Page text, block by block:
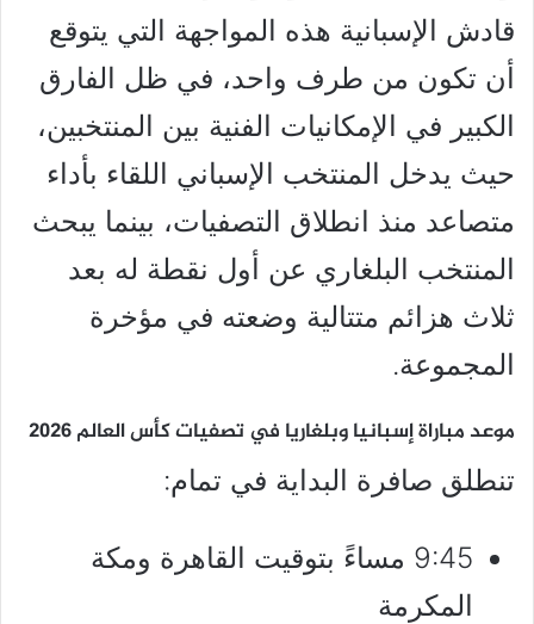
قادش الإسبانية هذه المواجهة التي يتوقع
أن تكون من طرف واحد، في ظل الفارق
الكبير في الإمكانيات الفنية بين المنتخبين،
حيث يدخل المنتخب الإسباني اللقاء بأداء
متصاعد منذ انطلاق التصفيات، بينما يبحث
المنتخب البلغاري عن أول نقطة له بعد
ثلاث هزائم متتالية وضعته في مؤخرة
المجموعة.
موعد مباراة إسبانيا وبلغاريا في تصفيات كأس العالم 2026
تنطلق صافرة البداية في تمام:
9:45 مساءً بتوقيت القاهرة ومكة
المكرمة